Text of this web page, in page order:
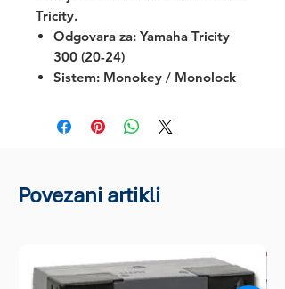
Tricity.
Odgovara za: Yamaha Tricity
300 (20-24)
Sistem: Monokey / Monolock
Povezani artikli